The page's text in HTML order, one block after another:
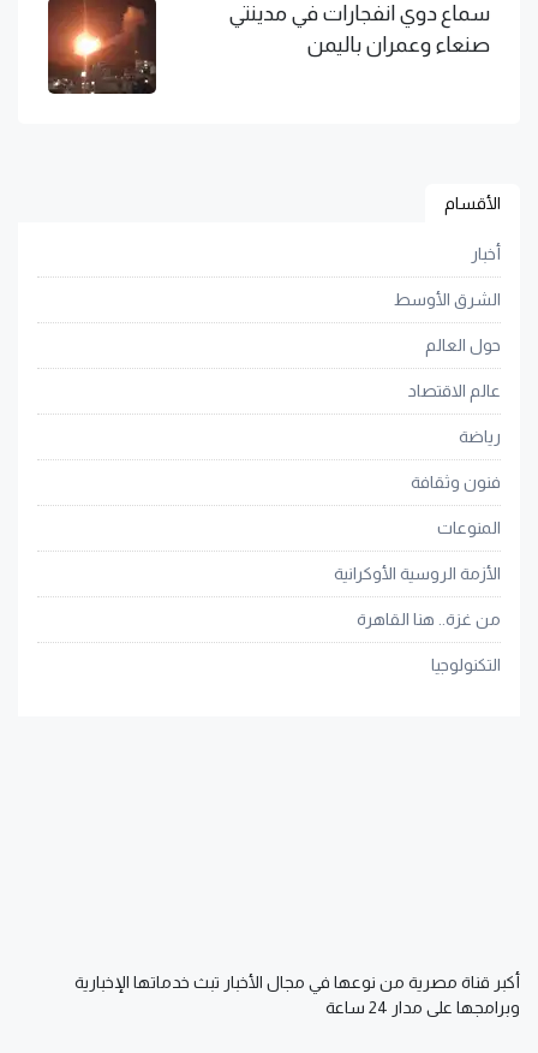
سماع دوي انفجارات في مدينتي
صنعاء وعمران باليمن
الأقسام
أخبار
الشرق الأوسط
حول العالم
عالم الاقتصاد
رياضة
فنون وثقافة
المنوعات
الأزمة الروسية الأوكرانية
من غزة.. هنا القاهرة
التكنولوجيا
أكبر قناة مصرية من نوعها في مجال الأخبار تبث خدماتها الإخبارية
وبرامجها على مدار 24 ساعة